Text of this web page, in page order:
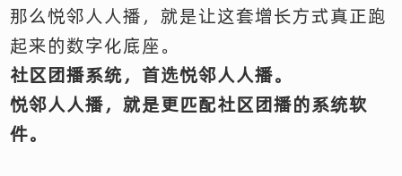
那么悦邻人人播，就是让这套增长方式真正跑
起来的数字化底座。
社区团播系统，首选悦邻人人播。
悦邻人人播，就是更匹配社区团播的系统软
件。